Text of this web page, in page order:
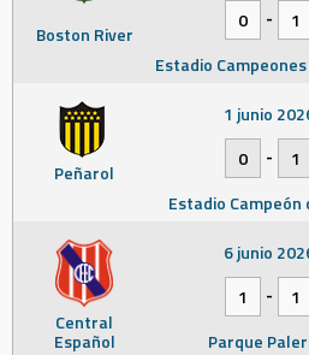
Boston River
0 -
1
Estadio
Peñarol
1 junio
0
-
1
Estadio Campeón
Central
Español
6 junio
1
-
1
Parque